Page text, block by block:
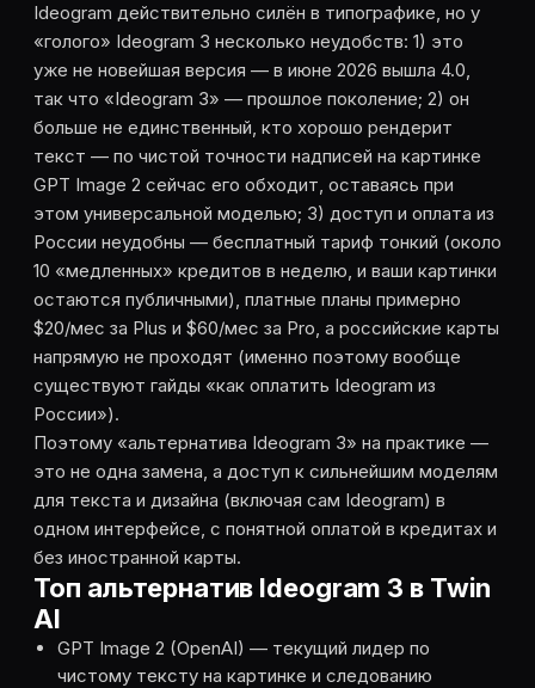
Ideogram действительно силён в типографике, но у
«голого» Ideogram 3 несколько неудобств: 1) это
уже не новейшая версия — в июне 2026 вышла 4.0,
так что «Ideogram 3» — прошлое поколение; 2) он
больше не единственный, кто хорошо рендерит
текст — по чистой точности надписей на картинке
GPT Image 2 сейчас его обходит, оставаясь при
этом универсальной моделью; 3) доступ и оплата из
России неудобны — бесплатный тариф тонкий (около
10 «медленных» кредитов в неделю, и ваши картинки
остаются публичными), платные планы примерно
$20/мес за Plus и $60/мес за Pro, а российские карты
напрямую не проходят (именно поэтому вообще
существуют гайды «как оплатить Ideogram из
России»).
Поэтому «альтернатива Ideogram 3» на практике —
это не одна замена, а доступ к сильнейшим моделям
для текста и дизайна (включая сам Ideogram) в
одном интерфейсе, с понятной оплатой в кредитах и
без иностранной карты.
Топ альтернатив Ideogram 3 в Twin
AI
GPT Image 2 (OpenAI) — текущий лидер по
чистому тексту на картинке и следованию